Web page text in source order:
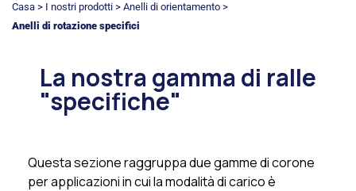
Casa > I nostri prodotti > Anelli di orientamento >
Anelli di rotazione specifici
La nostra gamma di ralle
"specifiche"
Questa sezione raggruppa due gamme di corone
per applicazioni in cui la modalità di carico è